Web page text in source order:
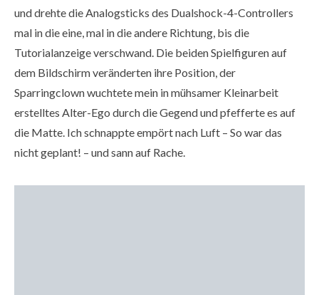
und drehte die Analogsticks des Dualshock-4-Controllers
mal in die eine, mal in die andere Richtung, bis die
Tutorialanzeige verschwand. Die beiden Spielfiguren auf
dem Bildschirm veränderten ihre Position, der
Sparringclown wuchtete mein in mühsamer Kleinarbeit
erstelltes Alter-Ego durch die Gegend und pfefferte es auf
die Matte. Ich schnappte empört nach Luft – So war das
nicht geplant! – und sann auf Rache.